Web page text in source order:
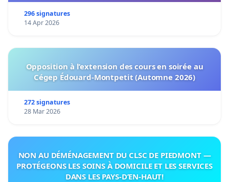
296 signatures
14 Apr 2026
Opposition à l’extension des cours en soirée au
Cégep Édouard-Montpetit (Automne 2026)
272 signatures
28 Mar 2026
NON AU DÉMÉNAGEMENT DU CLSC DE PIEDMONT —
PROTÉGEONS LES SOINS À DOMICILE ET LES SERVICES
DANS LES PAYS-D’EN-HAUT!